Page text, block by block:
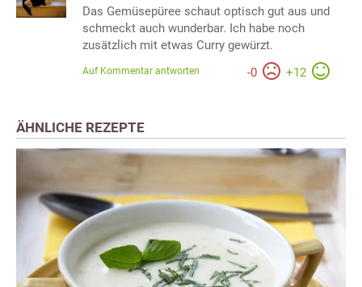
Das Gemüsepüree schaut optisch gut aus und
schmeckt auch wunderbar. Ich habe noch
zusätzlich mit etwas Curry gewürzt.
-0 +12
Auf Kommentar antworten
ÄHNLICHE REZEPTE